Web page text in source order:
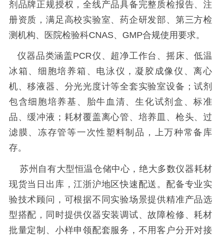
剂品牌正规授权，全线产品具备完整质检报告、注
册资质，满足高校实验室、药企研发部、第三方检
测机构、医院检验科CNAS、GMP合规使用要求。
仪器品类涵盖PCR仪、超净工作台、摇床、低温
冰箱、细胞培养箱、电泳仪，凝胶成像仪、离心
机、移液器、分光光度计等全套实验室设备；试剂
包含细胞培养基、胎牛血清、生化试剂盒、标准
品、缓冲液；耗材覆盖离心管、培养皿、枪头、过
滤膜、冻存管等一次性塑料制品，上万种常备库
存。
苏州自有大型恒温仓储中心，绝大多数仪器耗材
现货当日出库，江浙沪地区快速配送。配备专业实
验技术顾问，可根据不同实验场景提供精准产品选
型搭配，同时提供仪器安装调试、故障检修、耗材
批量定制、小样申领配套服务，不用客户分开对接